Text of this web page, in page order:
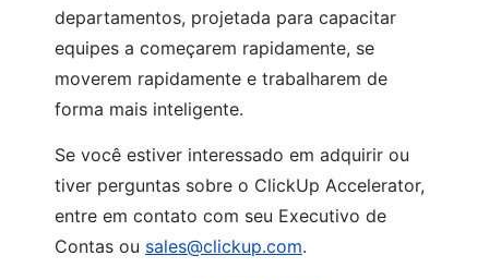
departamentos, projetada para capacitar
equipes a começarem rapidamente, se
moverem rapidamente e trabalharem de
forma mais inteligente.
Se você estiver interessado em adquirir ou
tiver perguntas sobre o ClickUp Accelerator,
entre em contato com seu Executivo de
Contas ou sales@clickup.com.